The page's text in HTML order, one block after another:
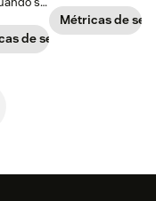
esta
de servicio de
son importantes
para el
Métricas de